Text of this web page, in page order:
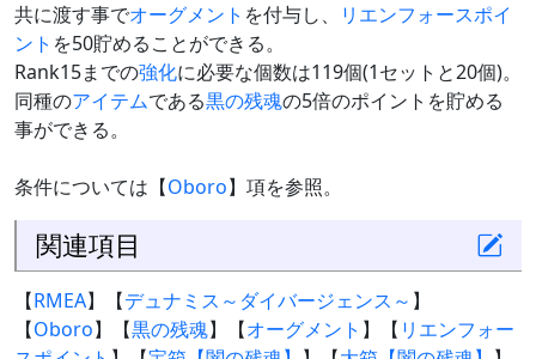
共に渡す事でオーグメント を付与し、
リエンフォースポイ
ント を50貯めることができる。
Rank15までの強化に必要な個数は119個(1セットと20個)。
同種のアイテムである黒の残魂の5倍のポイントを貯める
事ができる。
条件については【Oboro】項を参照。
関連項目
【RMEA】【デュナミス～ダイバージェンス～ 】
【Oboro】【黒の残魂】【オーグメント 】【 リエンフォー